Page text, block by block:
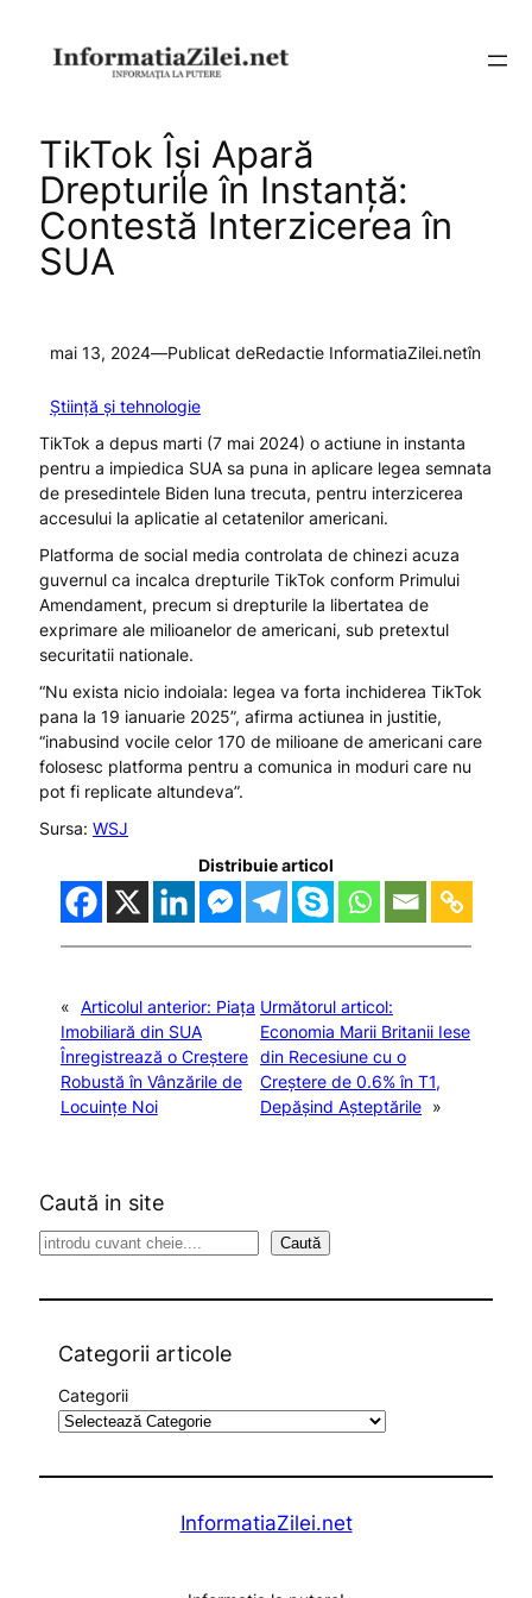
conținut
TikTok Își Apară
Drepturile în Instanță:
Contestă Interzicerea în
SUA
mai 13, 2024—Publicat deRedactie InformatiaZilei.netîn
Știință și tehnologie
TikTok a depus marti (7 mai 2024) o actiune in instanta
pentru a impiedica SUA sa puna in aplicare legea semnata
de presedintele Biden luna trecuta, pentru interzicerea
accesului la aplicatie al cetatenilor americani.
Platforma de social media controlata de chinezi acuza
guvernul ca incalca drepturile TikTok conform Primului
Amendament, precum si drepturile la libertatea de
exprimare ale milioanelor de americani, sub pretextul
securitatii nationale.
“Nu exista nicio indoiala: legea va forta inchiderea TikTok
pana la 19 ianuarie 2025”, afirma actiunea in justitie,
“inabusind vocile celor 170 de milioane de americani care
folosesc platforma pentru a comunica in moduri care nu
pot fi replicate altundeva”.
Sursa: WSJ
Distribuie articol
« Articolul anterior: Piața
Imobiliară din SUA
Înregistrează o Creștere
Robustă în Vânzările de
Locuințe Noi
Următorul articol:
Economia Marii Britanii Iese
din Recesiune cu o
Creștere de 0.6% în T1,
Depășind Așteptările »
Caută in site
S
Caută
Categorii articole
Categorii
InformatiaZilei.net